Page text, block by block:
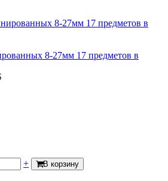
8-27мм 17 предметов в
+ В корзину